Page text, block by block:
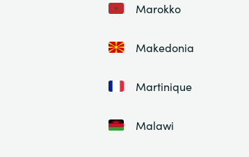
Marokko
Makedonia
Martinique
Malawi